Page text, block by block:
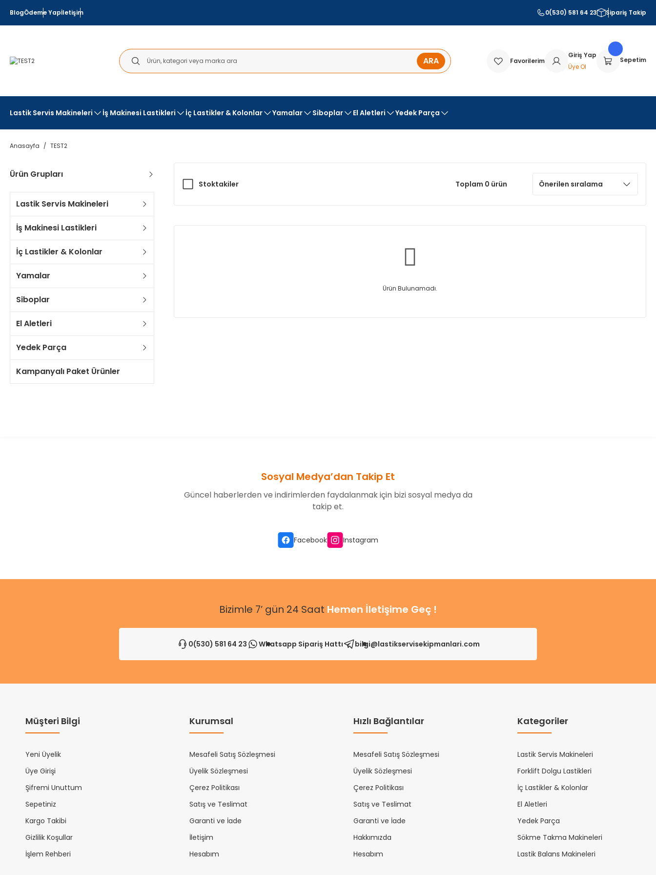
BlogÖdeme Yapİletişim 0(530) 581 64 23 Sipariş Takip
ARA Favorilerim
Giriş Yap
Üye Ol
Sepetim
Lastik Servis Makineleri İş Makinesi Lastikleri İç Lastikler & Kolonlar Yamalar Siboplar El Aletleri Yedek Parça
Anasayfa TEST2
Ürün Grupları
Lastik Servis Makineleri
İş Makinesi Lastikleri
İç Lastikler & Kolonlar
Yamalar
Siboplar
El Aletleri
Yedek Parça
Kampanyalı Paket Ürünler
Stoktakiler Toplam 0 ürün
Ürün Bulunamadı.
Sosyal Medya’dan Takip Et
Güncel haberlerden ve indirimlerden faydalanmak için bizi sosyal medya da
takip et.
Facebook Instagram
Bizimle 7’ gün 24 Saat Hemen İletişime Geç !
0(530) 581 64 23 Whatsapp Sipariş Hattı bilgi@lastikservisekipmanlari.com
Müşteri Bilgi
Yeni Üyelik
Üye Girişi
Şifremi Unuttum
Sepetiniz
Kargo Takibi
Gizlilik Koşullar
İşlem Rehberi
Kurumsal
Mesafeli Satış Sözleşmesi
Üyelik Sözleşmesi
Çerez Politikası
Satış ve Teslimat
Garanti ve İade
İletişim
Hesabım
Hızlı Bağlantılar
Mesafeli Satış Sözleşmesi
Üyelik Sözleşmesi
Çerez Politikası
Satış ve Teslimat
Garanti ve İade
Hakkımızda
Hesabım
Kategoriler
Lastik Servis Makineleri
Forklift Dolgu Lastikleri
İç Lastikler & Kolonlar
El Aletleri
Yedek Parça
Sökme Takma Makineleri
Lastik Balans Makineleri